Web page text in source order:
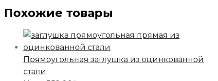
Похожие товары
Прямоугольная заглушка из оцинкованной
стали